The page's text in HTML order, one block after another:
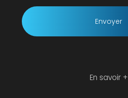
En savoir +